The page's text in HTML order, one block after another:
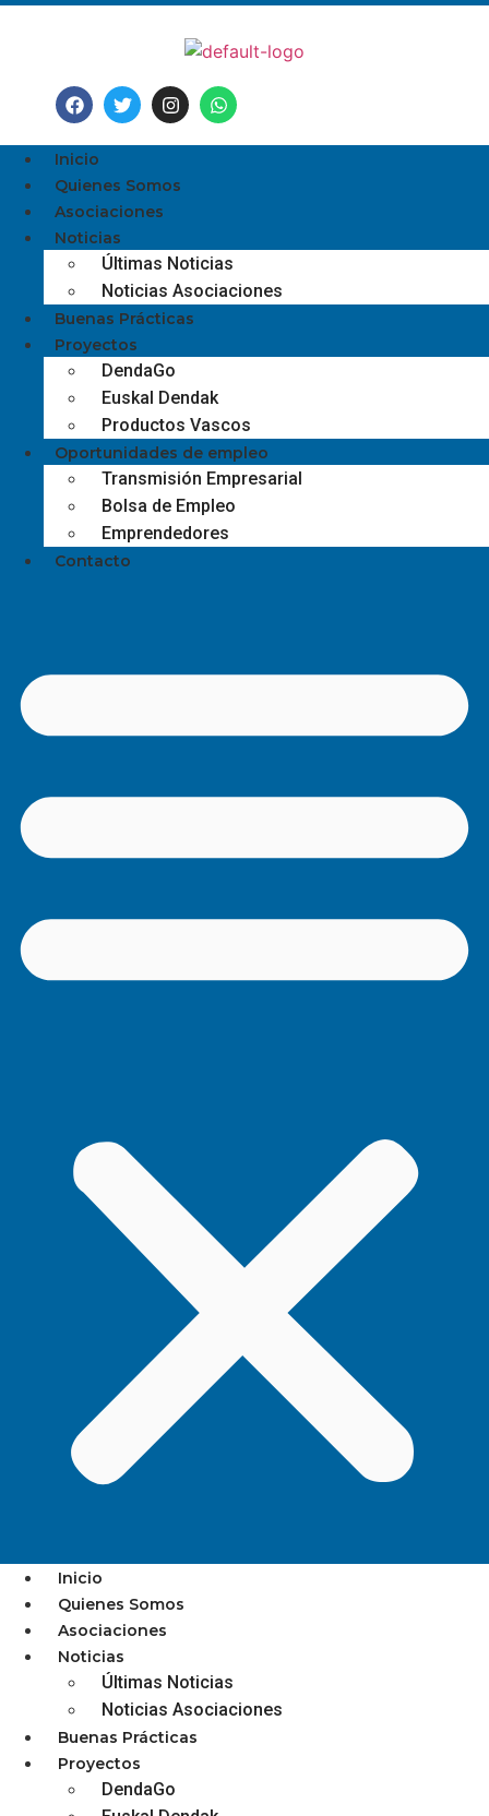
Inicio
Quienes Somos
Asociaciones
Noticias
Últimas Noticias
Noticias Asociaciones
Buenas Prácticas
Proyectos
DendaGo
Euskal Dendak
Productos Vascos
Oportunidades de empleo
Transmisión Empresarial
Bolsa de Empleo
Emprendedores
Contacto
Inicio
Quienes Somos
Asociaciones
Noticias
Últimas Noticias
Noticias Asociaciones
Buenas Prácticas
Proyectos
DendaGo
El TSJPV desestima el recurso
de las asociaciones de
hostelería contra el Decreto
del Lehendakari con medidas